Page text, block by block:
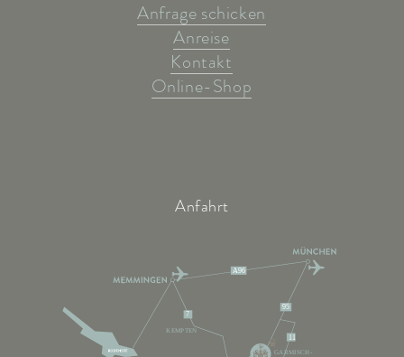
Anfrage schicken
Anreise
Kontakt
Online-Shop
Anfahrt
A96
95
11
7
KEMPTEN
GARMISCH-